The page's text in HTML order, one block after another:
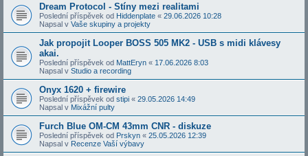
Dream Protocol - Stíny mezi realitami
Poslední příspěvek od Hiddenplate « 29.06.2026 10:28
Napsal v Vaše skupiny a projekty
Jak propojit Looper BOSS 505 MK2 - USB s midi klávesy
akai.
Poslední příspěvek od MattEryn « 17.06.2026 8:03
Napsal v Studio a recording
Onyx 1620 + firewire
Poslední příspěvek od stipi « 29.05.2026 14:49
Napsal v Mixážní pulty
Furch Blue OM-CM 43mm CNR - diskuze
Poslední příspěvek od Prskyn « 25.05.2026 12:39
Napsal v Recenze Vaší výbavy